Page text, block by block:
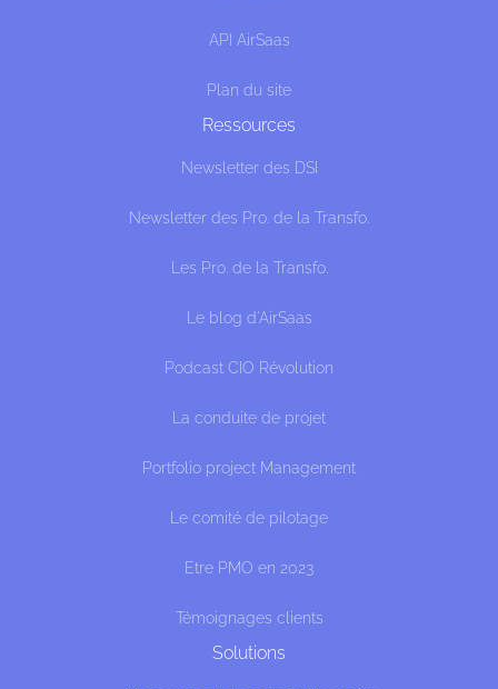
API AirSaas
Plan du site
Ressources
Newsletter des DSI
Newsletter des Pro. de la Transfo.
Les Pro. de la Transfo.
Le blog d'AirSaas
Podcast CIO Révolution
La conduite de projet
Portfolio project Management
Le comité de pilotage
Etre PMO en 2023
Témoignages clients
Solutions